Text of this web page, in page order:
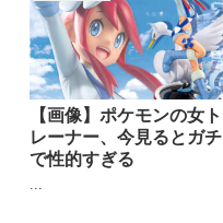
【画像】ポケモンの女ト
レーナー、今見るとガチ
で性的すぎる